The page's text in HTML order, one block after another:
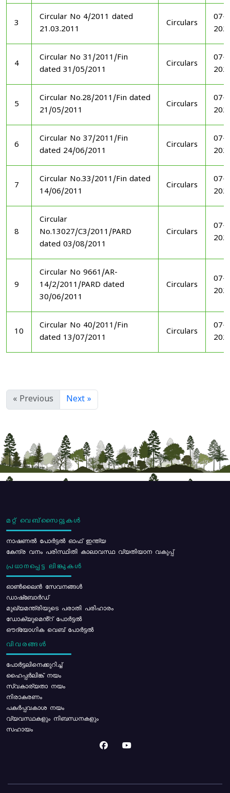
3
Circular No 4/2011 dated
21.03.2011
Circulars
07-
4
Circular No 31/2011/Fin
dated 31/05/2011
Circulars
07-
5
Circular No.28/2011/Fin dated
21/05/2011
Circulars
07-
6
Circular No 37/2011/Fin
dated 24/06/2011
Circulars
07-
7
Circular No.33/2011/Fin dated
14/06/2011
Circulars
07-
8
Circular
No.13027/C3/2011/PARD
dated 03/08/2011
Circulars
07-
9
Circular No 9661/AR-
14/2/2011/PARD dated
30/06/2011
Circulars
07-
10
Circular No 40/2011/Fin
dated 13/07/2011
Circulars
07-
« Previous Next »
മറ്റ് വെബ്സൈറ്റുകൾ
നാഷണൽ പോർട്ടൽ ഓഫ് ഇന്ത്യ
കേന്ദ്ര വനം പരിസ്ഥിതി കാലാവസ്ഥ വ്യതിയാന വകുപ്പ്
പ്രധാനപ്പെട്ട ലിങ്കുകൾ
ഓൺലൈൻ സേവനങ്ങൾ
ഡാഷ്ബോർഡ്
മുഖ്യമന്ത്രിയുടെ പരാതി പരിഹാരം
ഡോക്യുമെൻ്റ് പോർട്ടൽ
ഔദ്യോഗിക വെബ് പോർട്ടൽ
വിവരങ്ങൾ
പോര്‍ട്ടലിനെക്കുറിച്ച്
ഹൈപ്പർലിങ്ക് നയം
സ്വകാര്യതാ നയം
നിരാകരണം
പകർപ്പവകാശ നയം
വ്യവസ്ഥകളും നിബന്ധനകളും
സഹായം